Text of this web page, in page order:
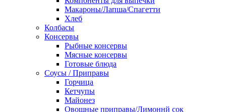
Макароны/Лапша/Спагетти
Хлеб
Колбасы
Консервы
Рыбные консервы
Мясные консервы
Готовые блюда
Соусы / Приправы
Горчица
Кетчупы
Майонез
Овощные приправы/Лимоннй сок